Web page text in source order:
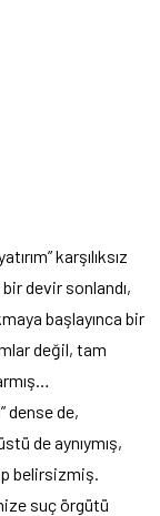
karşılıksız
devir sonlandı,
başlayınca bir
değil, tam
dense de,
de aynıymış,
belirsizmiş.
suç örgütü